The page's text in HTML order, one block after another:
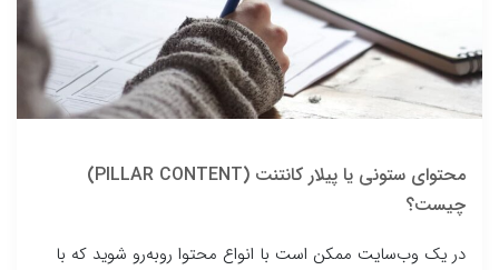
محتوای ستونی یا پیلار کانتنت (PILLAR CONTENT)
چیست؟
در یک وب‌سایت ممکن است با انواع محتوا روبه‌رو شوید که با